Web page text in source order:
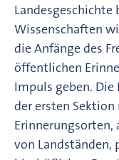
Landesgeschichte
Wissenschaften
die Anfänge des
öffentlichen
Impuls geben.
der ersten
Erinnerungsorten,
von Landständen,